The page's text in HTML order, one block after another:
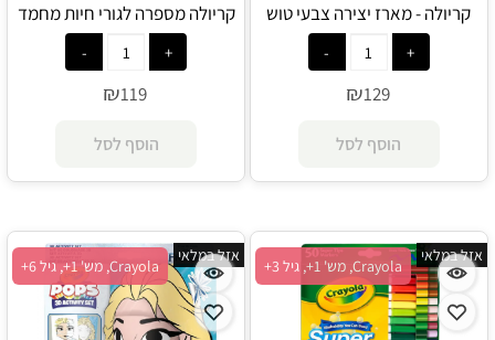
קריולה - מארז יצירה צבעי טוש
קסם בלואי - Crayola
₪129
הוסף לסל
קריולה מספרה לגורי חיות מחמד
וושימלס - Crayola
₪119
הוסף לסל
Crayola, מש' 1+, גיל 3+
אזל במלאי
Crayola, מש' 1+, גיל 6+
אזל במלאי